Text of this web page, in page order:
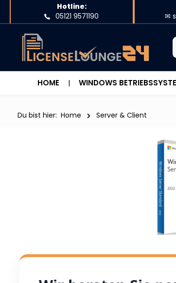
Zur Hauptnavigation springen
Hotline:
05121 9571190
✉
HOME WINDOWS
Du bist hier: Home Server & Client